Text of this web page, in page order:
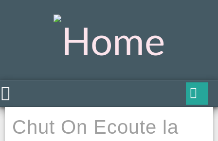
Chut On Ecoute la